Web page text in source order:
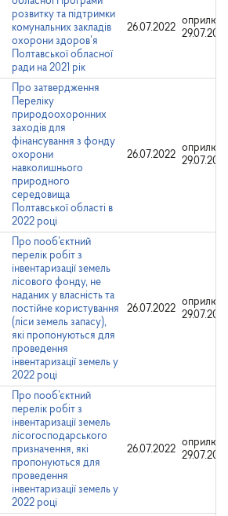
розвитку та підтримки
комунальних закладів
охорони здоров’я
Полтавської обласної
ради на 2021 рік
26.07.2022
Про затвердження
Переліку
природоохоронних
заходів для
фінансування з фонду
охорони
навколишнього
природного
середовища
Полтавської області в
2022 році
26.07.2022
Про пооб’єктний
перелік робіт з
інвентаризації земель
лісового фонду, не
наданих у власність та
постійне користування
(ліси земель запасу),
які пропонуються для
проведення
інвентаризації земель у
2022 році
26.07.2022
Про пооб’єктний
перелік робіт з
інвентаризації земель
лісогосподарського
призначення, які
пропонуються для
проведення
інвентаризації земель у
2022 році
26.07.2022